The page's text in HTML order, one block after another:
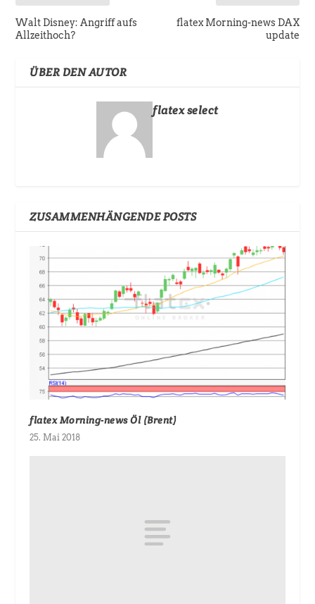
Walt Disney: Angriff aufs
Allzeithoch?
flatex Morning-news DAX
update
ÜBER DEN AUTOR
flatex select
ZUSAMMENHÄNGENDE POSTS
flatex Morning-news Öl (Brent)
25. Mai 2018